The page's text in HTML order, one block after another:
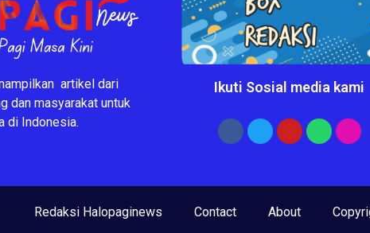
artikel dari
dan masyarakat untuk
di Indonesia.
Ikuti Sosial media kami
Redaksi Halopaginews Contact About